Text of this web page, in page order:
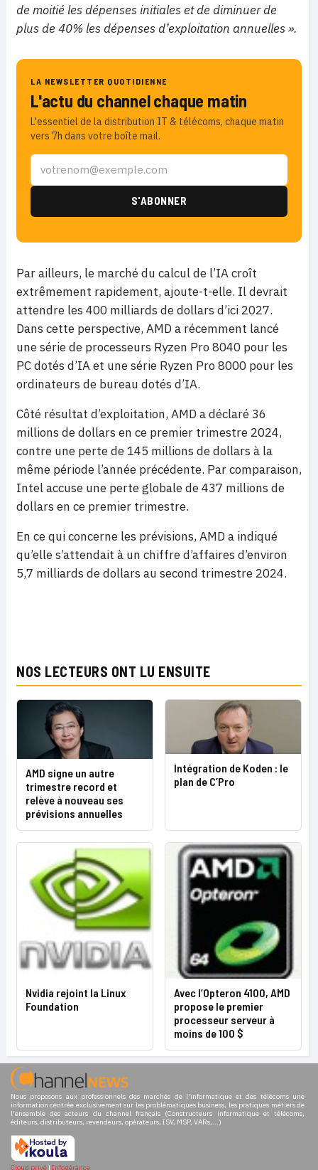
de moitié les dépenses initiales et de diminuer de
plus de 40% les dépenses d’exploitation annuelles ».
LA NEWSLETTER QUOTIDIENNE
L'actu du channel chaque matin
L'essentiel de la distribution IT & télécoms, chaque matin
vers 7h dans votre boîte mail.
Par ailleurs, le marché du calcul de l’IA croît
extrêmement rapidement, ajoute-t-elle. Il devrait
attendre les 400 milliards de dollars d’ici 2027.
Dans cette perspective, AMD a récemment lancé
une série de processeurs Ryzen Pro 8040 pour les
PC dotés d’IA et une série Ryzen Pro 8000 pour les
ordinateurs de bureau dotés d’IA.
Côté résultat d’exploitation, AMD a déclaré 36
millions de dollars en ce premier trimestre 2024,
contre une perte de 145 millions de dollars à la
même période l’année précédente. Par comparaison,
Intel accuse une perte globale de 437 millions de
dollars en ce premier trimestre.
En ce qui concerne les prévisions, AMD a indiqué
qu’elle s’attendait à un chiffre d’affaires d’environ
5,7 milliards de dollars au second trimestre 2024.
NOS LECTEURS ONT LU ENSUITE
AMD signe un autre
trimestre record et
relève à nouveau ses
prévisions annuelles
Intégration de Koden : le
plan de C’Pro
Nvidia rejoint la Linux
Foundation
Avec l’Opteron 4100, AMD
propose le premier
processeur serveur à
moins de 100 $
Nous proposons aux professionnels des marchés de l'informatique et des télécoms une
information centrée exclusivement sur les problématiques business, les pratiques métiers de
l'ensemble des acteurs du channel français (Constructeurs informatique et télécoms,
éditeurs, distributeurs, revendeurs, opérateurs, ISV, MSP, VARs,...)
Cloud privé | Infogérance